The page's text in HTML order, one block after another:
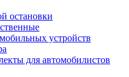
остановки
устройств
для автомобилистов